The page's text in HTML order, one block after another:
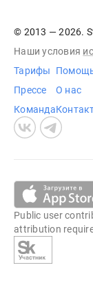
© 2013 — 2026.
Наши условия
Тарифы
Прессе
Команда
О нас
Public user
attribution